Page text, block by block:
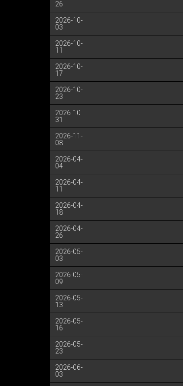
26
2026-10-
03
2026-10-
11
2026-10-
17
2026-10-
23
2026-10-
31
2026-11-
08
2026-04-
04
2026-04-
11
2026-04-
18
2026-04-
26
2026-05-
03
2026-05-
09
2026-05-
13
2026-05-
16
2026-05-
23
2026-06-
03